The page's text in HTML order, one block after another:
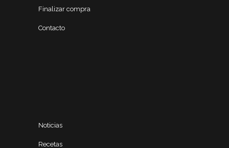
Finalizar compra
Contacto
Noticias
Recetas